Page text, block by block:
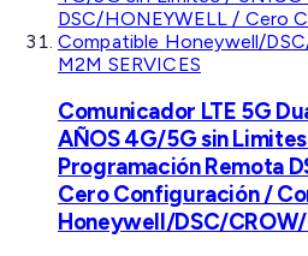
M2M SERVICES
Comunicador LTE 5G
AÑOS 4G/5G sin
Programación Remota
Cero Configuración /
Honeywell/DSC/